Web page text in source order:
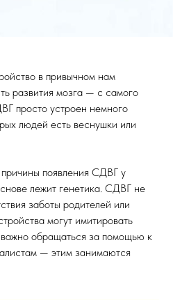
в привычном нам
развития мозга — с самого
просто устроен немного
людей есть веснушки или
появления СДВГ у
лежит генетика. СДВГ не
заботы родителей или
могут имитировать
обращаться за помощью к
— этим занимаются